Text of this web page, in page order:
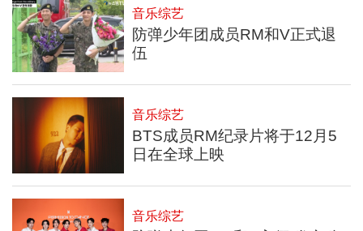
音乐综艺
防弹少年团成员RM和V正式退
伍
音乐综艺
BTS成员RM纪录片将于12月5
日在全球上映
音乐综艺